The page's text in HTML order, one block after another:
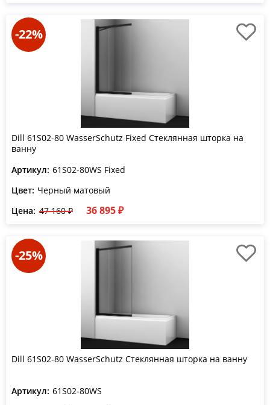
-22%
Dill 61S02-80 WasserSchutz Fixed Стеклянная шторка на
ванну
Артикул: 61S02-80WS Fixed
Цвет: Черный матовый
Цена: 47 160 ₽ 36 895 ₽
-25%
Dill 61S02-80 WasserSchutz Стеклянная шторка на ванну
Артикул: 61S02-80WS